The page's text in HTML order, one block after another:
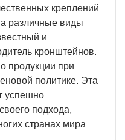
креплений
различные виды
и
кронштейнов.
продукции при
политике. Эта
успешно
подхода,
странах мира